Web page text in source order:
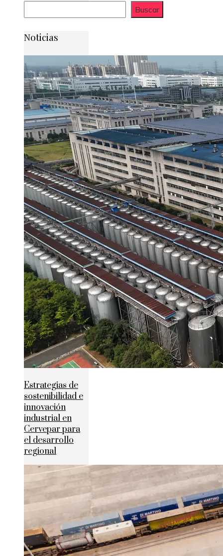
Buscar
Noticias
Estrategias de
sostenibilidad e
innovación
industrial en
Cervepar para
el desarrollo
regional